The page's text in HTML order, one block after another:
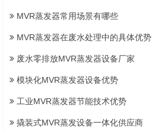
MVR蒸发器常用场景有哪些
MVR蒸发器在废水处理中的具体优势
废水零排放MVR蒸发器设备厂家
模块化MVR蒸发器设备优势
工业MVR蒸发器节能技术优势
撬装式MVR蒸发设备一体化供应商